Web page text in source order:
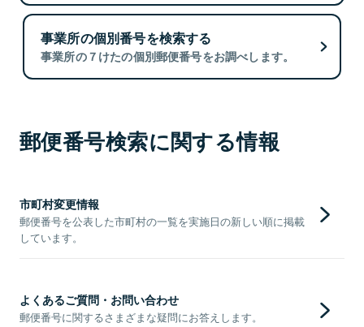
事業所の個別番号を検索する
事業所の７けたの個別郵便番号をお調べします。
郵便番号検索に関する情報
市町村変更情報
郵便番号を公表した市町村の一覧を実施日の新しい順に掲載
しています。
よくあるご質問・お問い合わせ
郵便番号に関するさまざまな疑問にお答えします。